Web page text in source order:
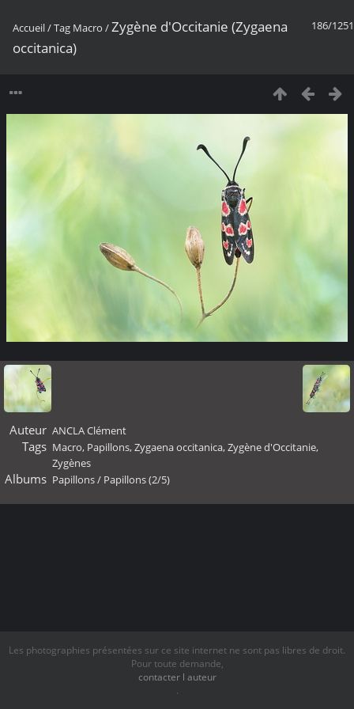
186/1251
Accueil/Tag Macro /Zygène d'Occitanie (Zygaena
occitanica)
Auteur ANCLA Clément
Tags Macro, Papillons,Zygaena occitanica,Zygène d'Occitanie,
Zygènes
Albums Papillons/ Papillons (2/5)
Les photographies présentées sur ce site internet ne sont pas libres de droit.
Pour toute demande,
contacter l auteur
.